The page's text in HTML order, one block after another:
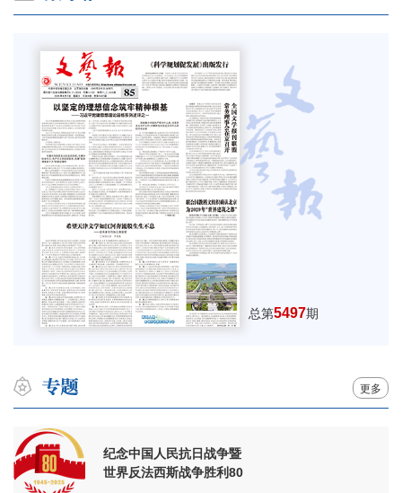
总第5497期
更多
纪念中国人民抗日战争暨
世界反法西斯战争胜利80